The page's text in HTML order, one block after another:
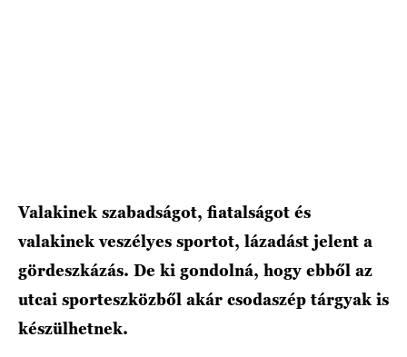
Valakinek szabadságot, fiatalságot és
valakinek veszélyes sportot, lázadást jelent a
gördeszkázás. De ki gondolná, hogy ebből az
utcai sporteszközből akár csodaszép tárgyak is
készülhetnek.